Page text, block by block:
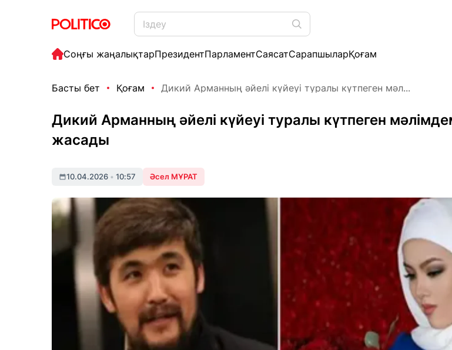
Соңғы жаңалықтарПрезидентПарламентСаясатСарапшыларҚоғам
Басты бет Қоғам Дикий Арманның әйелі күйеуі туралы күтпеген мәл...
Дикий Арманның әйелі күйеуі туралы күтпеген
жасады
10.04.2026 • 10:57 Әсел МҰРАТ